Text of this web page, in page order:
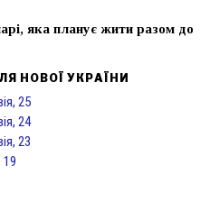
яка планує жити разом до
НОВОЇ УКРАЇНИ
25
24
23